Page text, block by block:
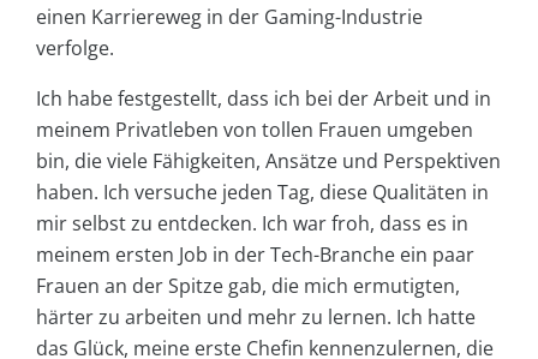
einen Karriereweg in der Gaming-Industrie
verfolge.
Ich habe festgestellt, dass ich bei der Arbeit und in
meinem Privatleben von tollen Frauen umgeben
bin, die viele Fähigkeiten, Ansätze und Perspektiven
haben. Ich versuche jeden Tag, diese Qualitäten in
mir selbst zu entdecken. Ich war froh, dass es in
meinem ersten Job in der Tech-Branche ein paar
Frauen an der Spitze gab, die mich ermutigten,
härter zu arbeiten und mehr zu lernen. Ich hatte
das Glück, meine erste Chefin kennenzulernen, die